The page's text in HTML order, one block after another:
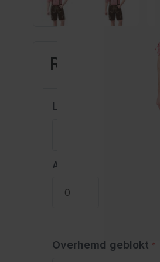
Ralf Pakket
Lederhose met
Aantal
Overhemd geblokt *